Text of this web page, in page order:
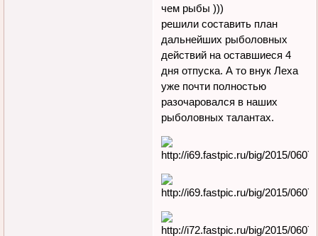
чем рыбы )))
решили составить план
дальнейших рыболовных
действий на оставшиеся 4
дня отпуска. А то внук Леха
уже почти полностью
разочаровался в наших
рыболовных талантах.